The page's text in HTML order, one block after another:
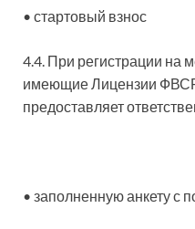
• стартовый взнос
4.4. При регистрации на
имеющие Лицензии
предоставляет
• заполненную анкету с